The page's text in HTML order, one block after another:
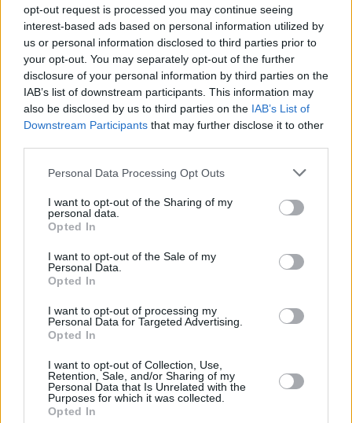
opt-out request is processed you may continue seeing
interest-based ads based on personal information utilized by
us or personal information disclosed to third parties prior to
your opt-out. You may separately opt-out of the further
disclosure of your personal information by third parties on the
IAB’s list of downstream participants. This information may
also be disclosed by us to third parties on the IAB’s List of
Downstream Participants that may further disclose it to other
Please note that this website/app uses one or more Google
not limited to your visit or usage behaviour. You may click to
grant or deny consent to Google and its third-party tags to
use your data for below specified purposes in below Google
consent section.
Personal Data Processing Opt Outs
I want to opt-out of the Sharing of my
personal data.
Opted In
I want to opt-out of the Sale of my
Personal Data.
Opted In
I want to opt-out of processing my
Personal Data for Targeted Advertising.
Opted In
I want to opt-out of Collection, Use,
Retention, Sale, and/or Sharing of my
Personal Data that Is Unrelated with the
Purposes for which it was collected.
Opted In
Το 50% των θεμάτων προέρχεται από την Τράπεζα
Θεμάτων
08.11.2023, 15:46